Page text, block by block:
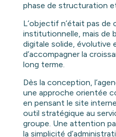
phase de structuration
L’objectif n’était pas de
institutionnelle, mais de
digitale solide, évolutive
d’accompagner la
long terme.
Dès la conception,
une approche orientée
en pensant le site
outil stratégique au
groupe. Une attention
la simplicité